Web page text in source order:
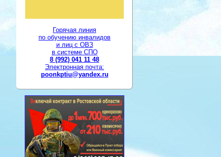
Горячая линия
по обучению инвалидов
и лиц с ОВЗ
в системе СПО
8 (992) 041 11 48
Электронная почта:
poonkptiu@yandex.ru